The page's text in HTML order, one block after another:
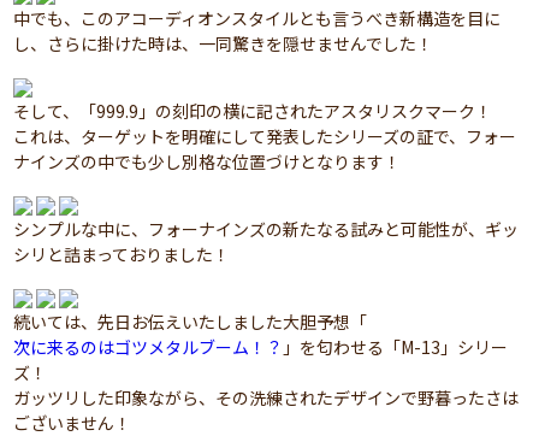
中でも、このアコーディオンスタイルとも言うべき新構造を目に
し、さらに掛けた時は、一同驚きを隠せませんでした！
そして、「999.9」の刻印の横に記されたアスタリスクマーク！
これは、ターゲットを明確にして発表したシリーズの証で、フォー
ナインズの中でも少し別格な位置づけとなります！
シンプルな中に、フォーナインズの新たなる試みと可能性が、ギッ
シリと詰まっておりました！
続いては、先日お伝えいたしました大胆予想「
次に来るのはゴツメタルブーム！？ 」を匂わせる「M-13」シリー
ズ！
ガッツリした印象ながら、その洗練されたデザインで野暮ったさは
ございません！